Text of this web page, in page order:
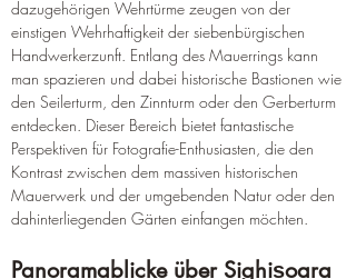
dazugehörigen Wehrtürme zeugen von der
einstigen Wehrhaftigkeit der siebenbürgischen
Handwerkerzunft. Entlang des Mauerrings kann
man spazieren und dabei historische Bastionen wie
den Seilerturm, den Zinnturm oder den Gerberturm
entdecken. Dieser Bereich bietet fantastische
Perspektiven für Fotografie-Enthusiasten, die den
Kontrast zwischen dem massiven historischen
Mauerwerk und der umgebenden Natur oder den
dahinterliegenden Gärten einfangen möchten.
Panoramablicke über Sighișoara